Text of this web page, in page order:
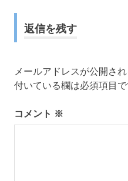
ナ
ビ
ー
シ
返信を残す
メールアドレスが公開さ
付いている欄は必須項目
コメント ※